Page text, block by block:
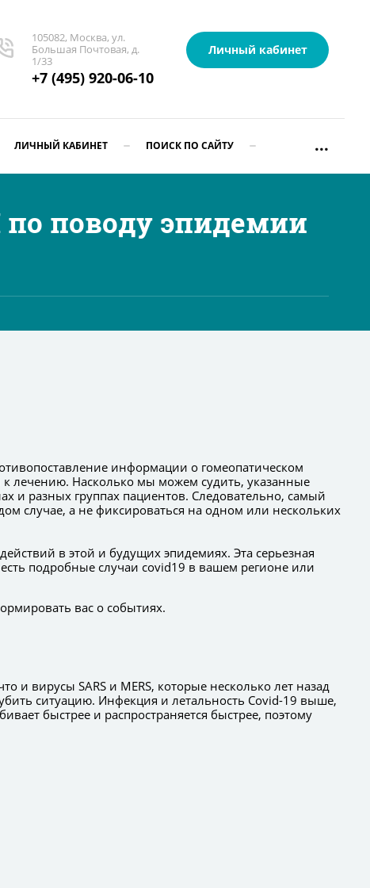
105082, Москва, ул.
Большая Почтовая, д.
1/33
+7 (495) 920-06-10
Личный кабинет
ЛИЧНЫЙ КАБИНЕТ ПОИСК ПО САЙТУ ...
поводу эпидемии
информации о гомеопатическом
к лечению. Насколько мы можем судить, указанные
и разных группах пациентов. Следовательно, самый
случае, а не фиксироваться на одном или нескольких
в этой и будущих эпидемиях. Эта серьезная
подробные случаи covid19 в вашем регионе или
вас о событиях.
вирусы SARS и MERS, которые несколько лет назад
ситуацию. Инфекция и летальность Covid-19 выше,
быстрее и распространяется быстрее, поэтому